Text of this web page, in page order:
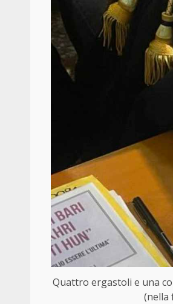
Quattro ergastoli e una
(nella